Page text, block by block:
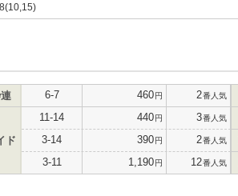
6-7 460円 2番人気
ド
11-14 440円 3番人気
3-14 390円 2番人気
3-11 1,190円 12番人気